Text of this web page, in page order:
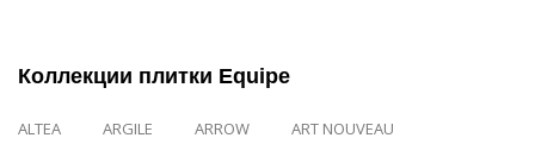
Коллекции плитки Equipe
ALTEA ARGILE ARROW
ART NOUVEAU